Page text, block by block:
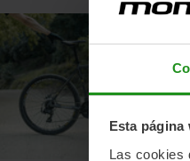
Esta página
Las cookies